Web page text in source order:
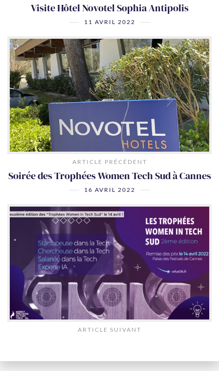
Visite Hôtel Novotel Sophia Antipolis
11 AVRIL 2022
ARTICLE PRÉCÉDENT
Soirée des Trophées Women Tech Sud à Cannes
16 AVRIL 2022
ARTICLE SUIVANT